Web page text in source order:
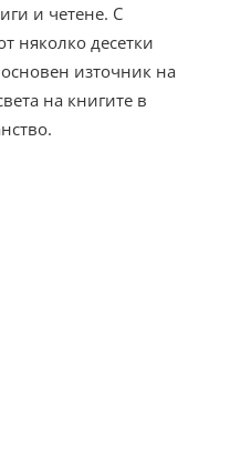
и четене. С
няколко десетки
източник на
на книгите в